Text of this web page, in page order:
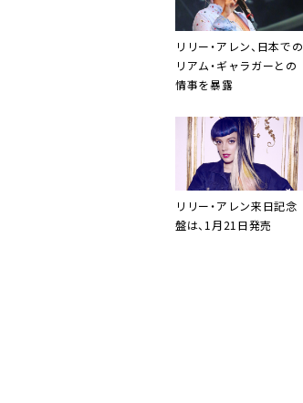
リリー・アレン、日本での
リアム・ギャラガーとの
情事を暴露
リリー・アレン来日記念
盤は、1月21日発売